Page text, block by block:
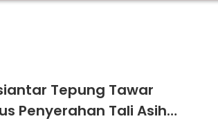
Tepung Tawar
Penyerahan Tali Asih